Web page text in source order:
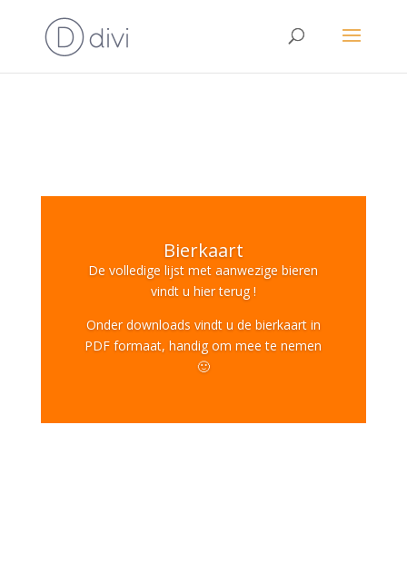
Bierkaart
De volledige lijst met aanwezige bieren
vindt u hier terug !
Onder downloads vindt u de bierkaart in
PDF formaat, handig om mee te nemen
🙂